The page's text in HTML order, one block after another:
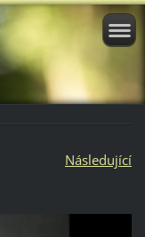
Následující